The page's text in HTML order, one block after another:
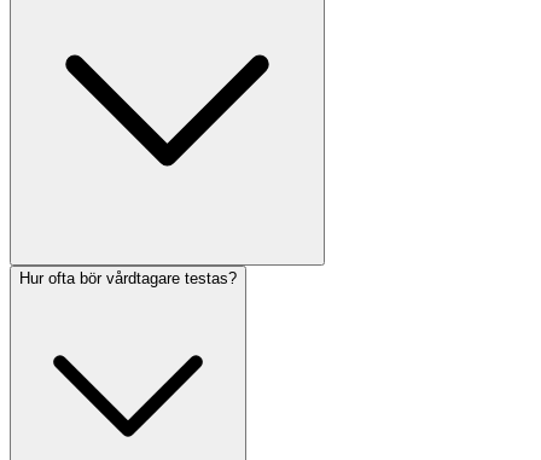
Hur ofta bör vårdtagare testas?